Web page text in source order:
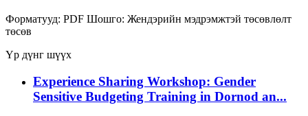
Форматууд: PDF Шошго: Жендэрийн мэдрэмжтэй төсөвлөлт
төсөв
Үр дүнг шүүх
Experience Sharing Workshop: Gender
Sensitive Budgeting Training in Dornod an...